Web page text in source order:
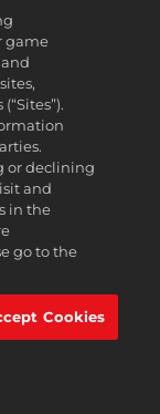
personnelles
Firaxis Games,
of Take-Two
présent document
game
or declining
and
in the
go to the
Cookies